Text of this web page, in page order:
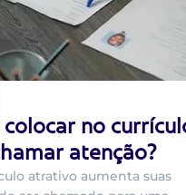
colocar no
atenção?
atrativo aumenta suas